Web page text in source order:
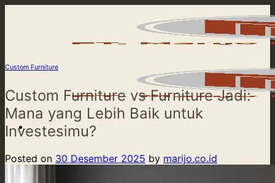
Custom Furniture
Custom Furniture vs Furniture Jadi:
Mana yang Lebih Baik untuk
Investesimu?
Posted on 30 Desember 2025 by marijo.co.id